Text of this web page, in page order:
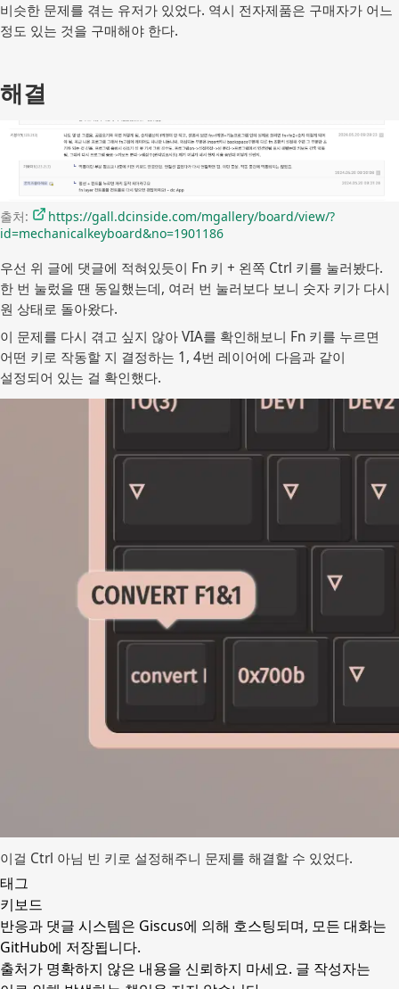
비슷한 문제를 겪는 유저가 있었다. 역시 전자제품은 구매자가 어느
정도 있는 것을 구매해야 한다.
해결
출처:
https://gall.dcinside.com/mgallery/board/view/?
id=mechanicalkeyboard&no=1901186
우선 위 글에 댓글에 적혀있듯이 Fn 키 + 왼쪽 Ctrl 키를 눌러봤다.
한 번 눌렀을 땐 동일했는데, 여러 번 눌러보다 보니 숫자 키가 다시
원 상태로 돌아왔다.
이 문제를 다시 겪고 싶지 않아 VIA를 확인해보니 Fn 키를 누르면
어떤 키로 작동할 지 결정하는 1, 4번 레이어에 다음과 같이
설정되어 있는 걸 확인했다.
이걸 Ctrl 아님 빈 키로 설정해주니 문제를 해결할 수 있었다.
태그
키보드
반응과 댓글 시스템은 Giscus에 의해 호스팅되며, 모든 대화는
GitHub에 저장됩니다.
출처가 명확하지 않은 내용을 신뢰하지 마세요. 글 작성자는